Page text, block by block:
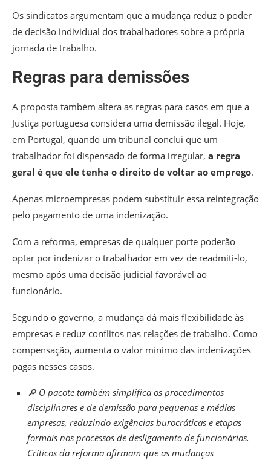
Os sindicatos argumentam que a mudança reduz o poder
de decisão individual dos trabalhadores sobre a própria
jornada de trabalho.
Regras para demissões
A proposta também altera as regras para casos em que a
Justiça portuguesa considera uma demissão ilegal. Hoje,
em Portugal, quando um tribunal conclui que um
trabalhador foi dispensado de forma irregular, a regra
geral é que ele tenha o direito de voltar ao emprego.
Apenas microempresas podem substituir essa reintegração
pelo pagamento de uma indenização.
Com a reforma, empresas de qualquer porte poderão
optar por indenizar o trabalhador em vez de readmiti-lo,
mesmo após uma decisão judicial favorável ao
funcionário.
Segundo o governo, a mudança dá mais flexibilidade às
empresas e reduz conflitos nas relações de trabalho. Como
compensação, aumenta o valor mínimo das indenizações
pagas nesses casos.
🔎 O pacote também simplifica os procedimentos
disciplinares e de demissão para pequenas e médias
empresas, reduzindo exigências burocráticas e etapas
formais nos processos de desligamento de funcionários.
Críticos da reforma afirmam que as mudanças